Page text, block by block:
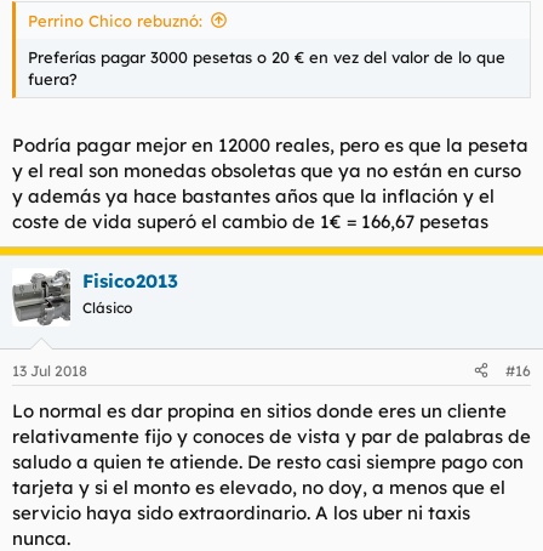
Perrino Chico rebuznó:
Preferías pagar 3000 pesetas o 20 € en vez del valor de lo que
fuera?
Podría pagar mejor en 12000 reales, pero es que la peseta
y el real son monedas obsoletas que ya no están en curso
y además ya hace bastantes años que la inflación y el
coste de vida superó el cambio de 1€ = 166,67 pesetas
Fisico2013
Clásico
13 Jul 2018 #16
Lo normal es dar propina en sitios donde eres un cliente
relativamente fijo y conoces de vista y par de palabras de
saludo a quien te atiende. De resto casi siempre pago con
tarjeta y si el monto es elevado, no doy, a menos que el
servicio haya sido extraordinario. A los uber ni taxis
nunca.